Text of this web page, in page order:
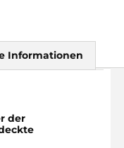
Informationen
der